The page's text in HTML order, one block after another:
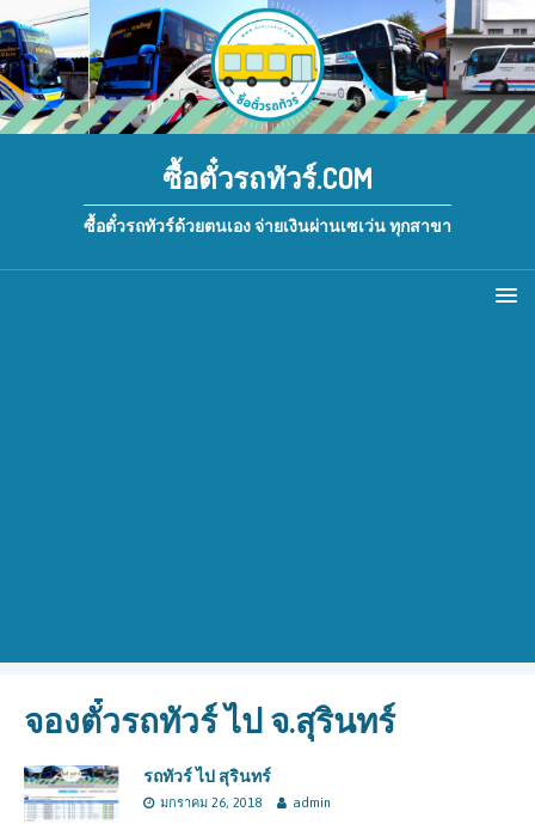
ซื้อตั๋วรถทัวร์.COM
ซื้อตั๋วรถทัวร์ด้วยตนเอง จ่ายเงินผ่านเซเว่น ทุกสาขา
จองตั๋วรถทัวร์ ไป จ.สุรินทร์
รถทัวร์ ไป สุรินทร์
มกราคม 26, 2018 admin